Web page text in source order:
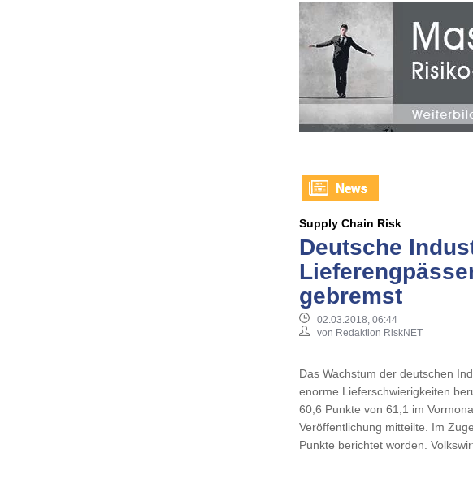
Supply Chain Risk
Deutsche
gebremst
02.03.2018, 06:44
von Redaktion RiskNET
Das Wachstum der deutschen
enorme Lieferschwierigkeiten
60,6 Punkte von 61,1 im
Veröffentlichung mitteilte. Im
Punkte berichtet worden.